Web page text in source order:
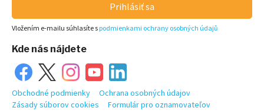
Prihlásiť sa
Vložením e-mailu súhlasíte s podmienkami ochrany osobných údajů
Kde nás nájdete
Obchodné podmienky
Ochrana osobných údajov
Zásady súborov cookies
Formulár pro oznamovateľov